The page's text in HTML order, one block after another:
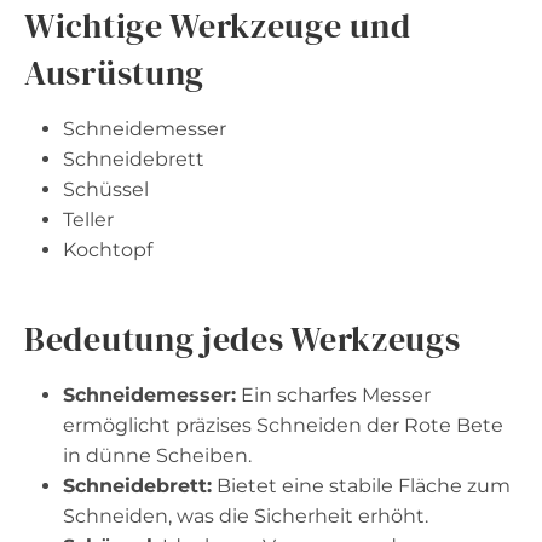
Wichtige Werkzeuge und
Ausrüstung
Schneidemesser
Schneidebrett
Schüssel
Teller
Kochtopf
Bedeutung jedes Werkzeugs
Schneidemesser: Ein scharfes Messer
ermöglicht präzises Schneiden der Rote Bete
in dünne Scheiben.
Schneidebrett: Bietet eine stabile Fläche zum
Schneiden, was die Sicherheit erhöht.